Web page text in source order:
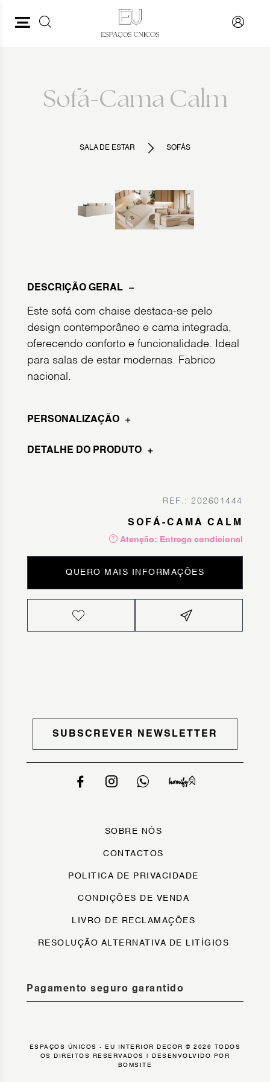
Sofá-Cama Calm
SALA DE ESTAR SOFÁS
DESCRIÇÃO GERAL
Este sofá com chaise destaca-se pelo
design contemporâneo e cama integrada,
oferecendo conforto e funcionalidade. Ideal
para salas de estar modernas. Fabrico
nacional.
PERSONALIZAÇÃO
DETALHE DO PRODUTO
REF.: 202601444
SOFÁ-CAMA CALM
Atenção: Entrega condicional
QUERO MAIS INFORMAÇÕES
SUBSCREVER NEWSLETTER
SOBRE NÓS
CONTACTOS
POLITICA DE PRIVACIDADE
CONDIÇÕES DE VENDA
LIVRO DE RECLAMAÇÕES
RESOLUÇÃO ALTERNATIVA DE LITÍGIOS
Pagamento seguro garantido
ESPAÇOS ÚNICOS - EU INTERIOR DECOR © 2026 TODOS
OS DIREITOS RESERVADOS | DESENVOLVIDO POR
BOMSITE
PESQUISAR